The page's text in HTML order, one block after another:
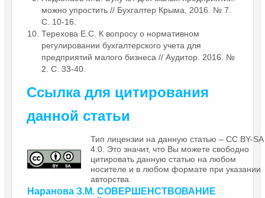
можно упростить // Бухгалтер Крыма, 2016. № 7.
С. 10-16.
Терехова Е.С. К вопросу о нормативном
регулировании бухгалтерского учета для
предприятий малого бизнеса // Аудитор. 2016. №
2. С. 33-40.
Ссылка для цитирования
данной статьи
Тип лицензии на данную статью – CC BY-SA
4.0. Это значит, что Вы можете свободно
цитировать данную статью на любом
носителе и в любом формате при указании
авторства.
Наранова З.М. СОВЕРШЕНСТВОВАНИЕ